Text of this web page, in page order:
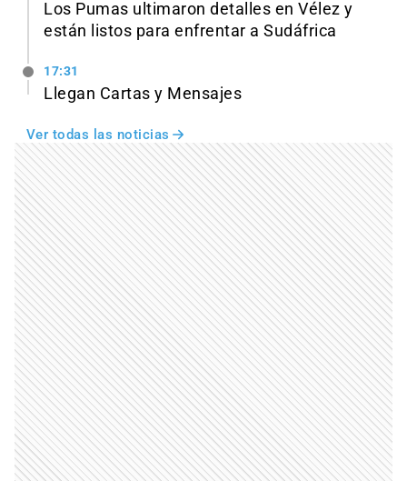
Los Pumas ultimaron detalles en Vélez y
están listos para enfrentar a Sudáfrica
17:31
Llegan Cartas y Mensajes
Ver todas las noticias